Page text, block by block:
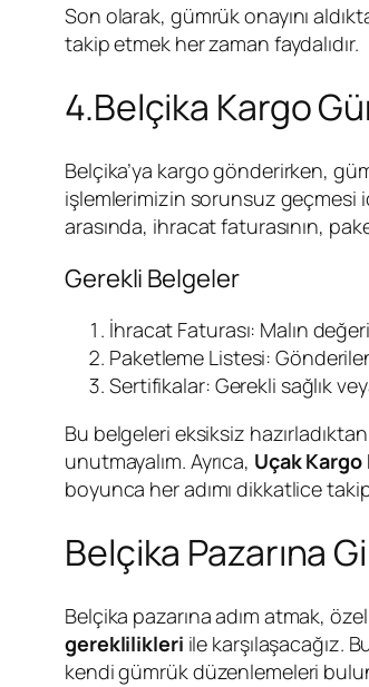
Son olarak, gümrük onayını
takip etmek her zaman faydalıdır.
4.Belçika Kargo
Belçika’ya kargo gönderirken,
işlemlerimizin sorunsuz geçmesi
arasında, ihracat faturasının,
Gerekli Belgeler
İhracat Faturası: Malın
Paketleme Listesi:
Sertifikalar: Gerekli sağlık
Bu belgeleri eksiksiz
unutmayalım. Ayrıca, Uçak
boyunca her adımı dikkatlice
Belçika Pazarına
Belçika pazarına adım atmak,
gereklilikleri ile karşılaşacağız.
kendi gümrük düzenlemeleri